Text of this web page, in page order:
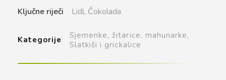
Ključne riječi Lidl, Čokolada
Kategorije
Sjemenke, žitarice, mahunarke,
Slatkiši i grickalice